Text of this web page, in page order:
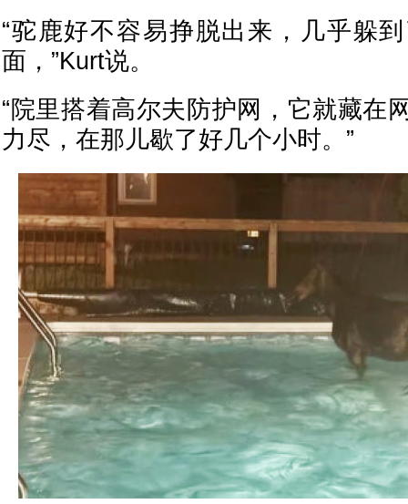
“驼鹿好不容易挣脱出来，几乎躲
面，”Kurt说。
“院里搭着高尔夫防护网，它就藏在
力尽，在那儿歇了好几个小时。”